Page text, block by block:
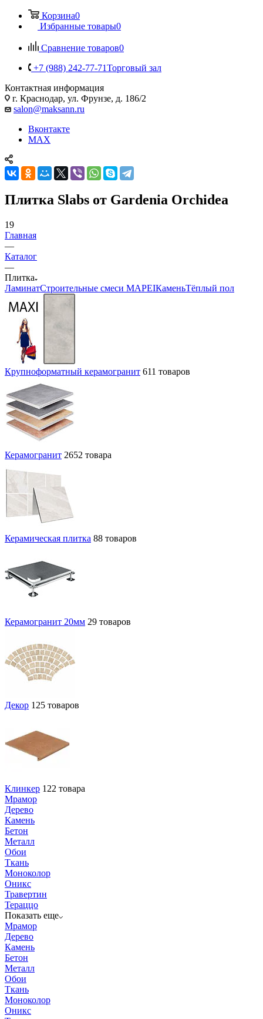
Корзина0
Избранные товары0
Сравнение товаров0
+7 (988) 242-77-71Торговый зал
Контактная информация
г. Краснодар, ул. Фрунзе, д. 186/2
salon@maksann.ru
Вконтакте
MAX
Плитка Slabs от Gardenia Orchidea
19
Главная
—
Каталог
—
Плитка
ЛаминатСтроительные смеси MAPEIКаменьТёплый пол
Крупноформатный керамогранит 611 товаров
Керамогранит 2652 товара
Керамическая плитка 88 товаров
Керамогранит 20мм 29 товаров
Декор 125 товаров
Клинкер 122 товара
Мрамор
Дерево
Камень
Бетон
Металл
Обои
Ткань
Моноколор
Оникс
Травертин
Тераццо
Показать еще
Мрамор
Дерево
Камень
Бетон
Металл
Обои
Ткань
Моноколор
Оникс